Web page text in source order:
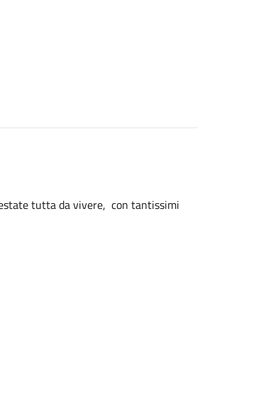
tutta da vivere, con tantissimi